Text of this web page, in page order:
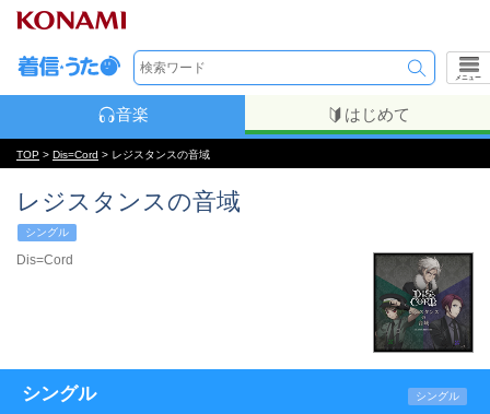
メニュー
音楽 はじめて
TOP > Dis=Cord > レジスタンスの音域
レジスタンスの音域
シングル
Dis=Cord
シングル シングル